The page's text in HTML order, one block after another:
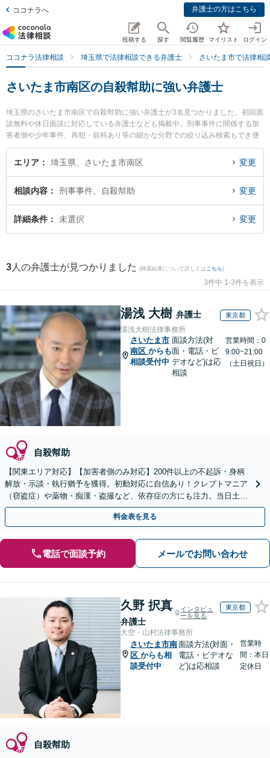
ココナラへ 弁護士の方はこちら
投稿する 探す 閲覧履歴 マイリスト ログイン
ココナラ法律相談 埼玉県で法律相談できる弁護士 さいたま市で法律相
さいたま市南区の自殺幇助に強い弁護士
埼玉県のさいたま市南区で自殺幇助に強い弁護士が3名見つかりました。初回面
談無料や休日面談に対応している弁護士なども掲載中。刑事事件に関係する加
害者側や少年事件、再犯・前科あり等の細かな分野での絞り込み検索もでき便
利です。特にレンジャー五領田法律事務所の五領田 有信弁護士や南浦和はらだ
法律事務所の渡部 和人弁護士、武蔵浦和法律事務所の久保 佑一郎弁護士のプロ
『自殺幇助のトラブル解決の実績豊富な近くの弁護士を検索したい』『初回相
談無料で自殺幇助を法律相談できるさいたま市南区内の弁護士に相談予約した
い』などでお困りの相談者さんにおすすめです。
エリア 埼玉県、さいたま市南区 変更
相談内容 刑事事件、自殺幇助 変更
詳細条件 未選択 変更
3 人の弁護士が見つかりました (検索結果について詳しくは こちら)
3件中 1-3件を表示
湯浅 大樹 弁護士 東京都
湯浅大樹法律事務所
さいたま市
南区 からも
相談受付中
面談方法(対
面・電話・ビ
デオなど)は応
相談
営業時間：0
9:00~21:00
（土日祝日）
自殺幇助
【関東エリア対応】【加害者側のみ対応】200件以上の不起訴・身柄
解放・示談・執行猶予を獲得。初動対応に自信あり！クレプトマニア
（窃盗症）や薬物・痴漢・盗撮など、依存症の方にも注力。当日土日
祝対応可。クリニックと連携し更生・治療までサポート
料金表を見る
電話で面談予約 メールでお問い合わせ
久野 択真
弁護士
インタビュ
ーを見る
東京都
大空・山村法律事務所
さいたま市南
区 からも相
談受付中
面談方法(対面・
電話・ビデオな
ど)は応相談
営業時
間：本日
定休日
自殺幇助